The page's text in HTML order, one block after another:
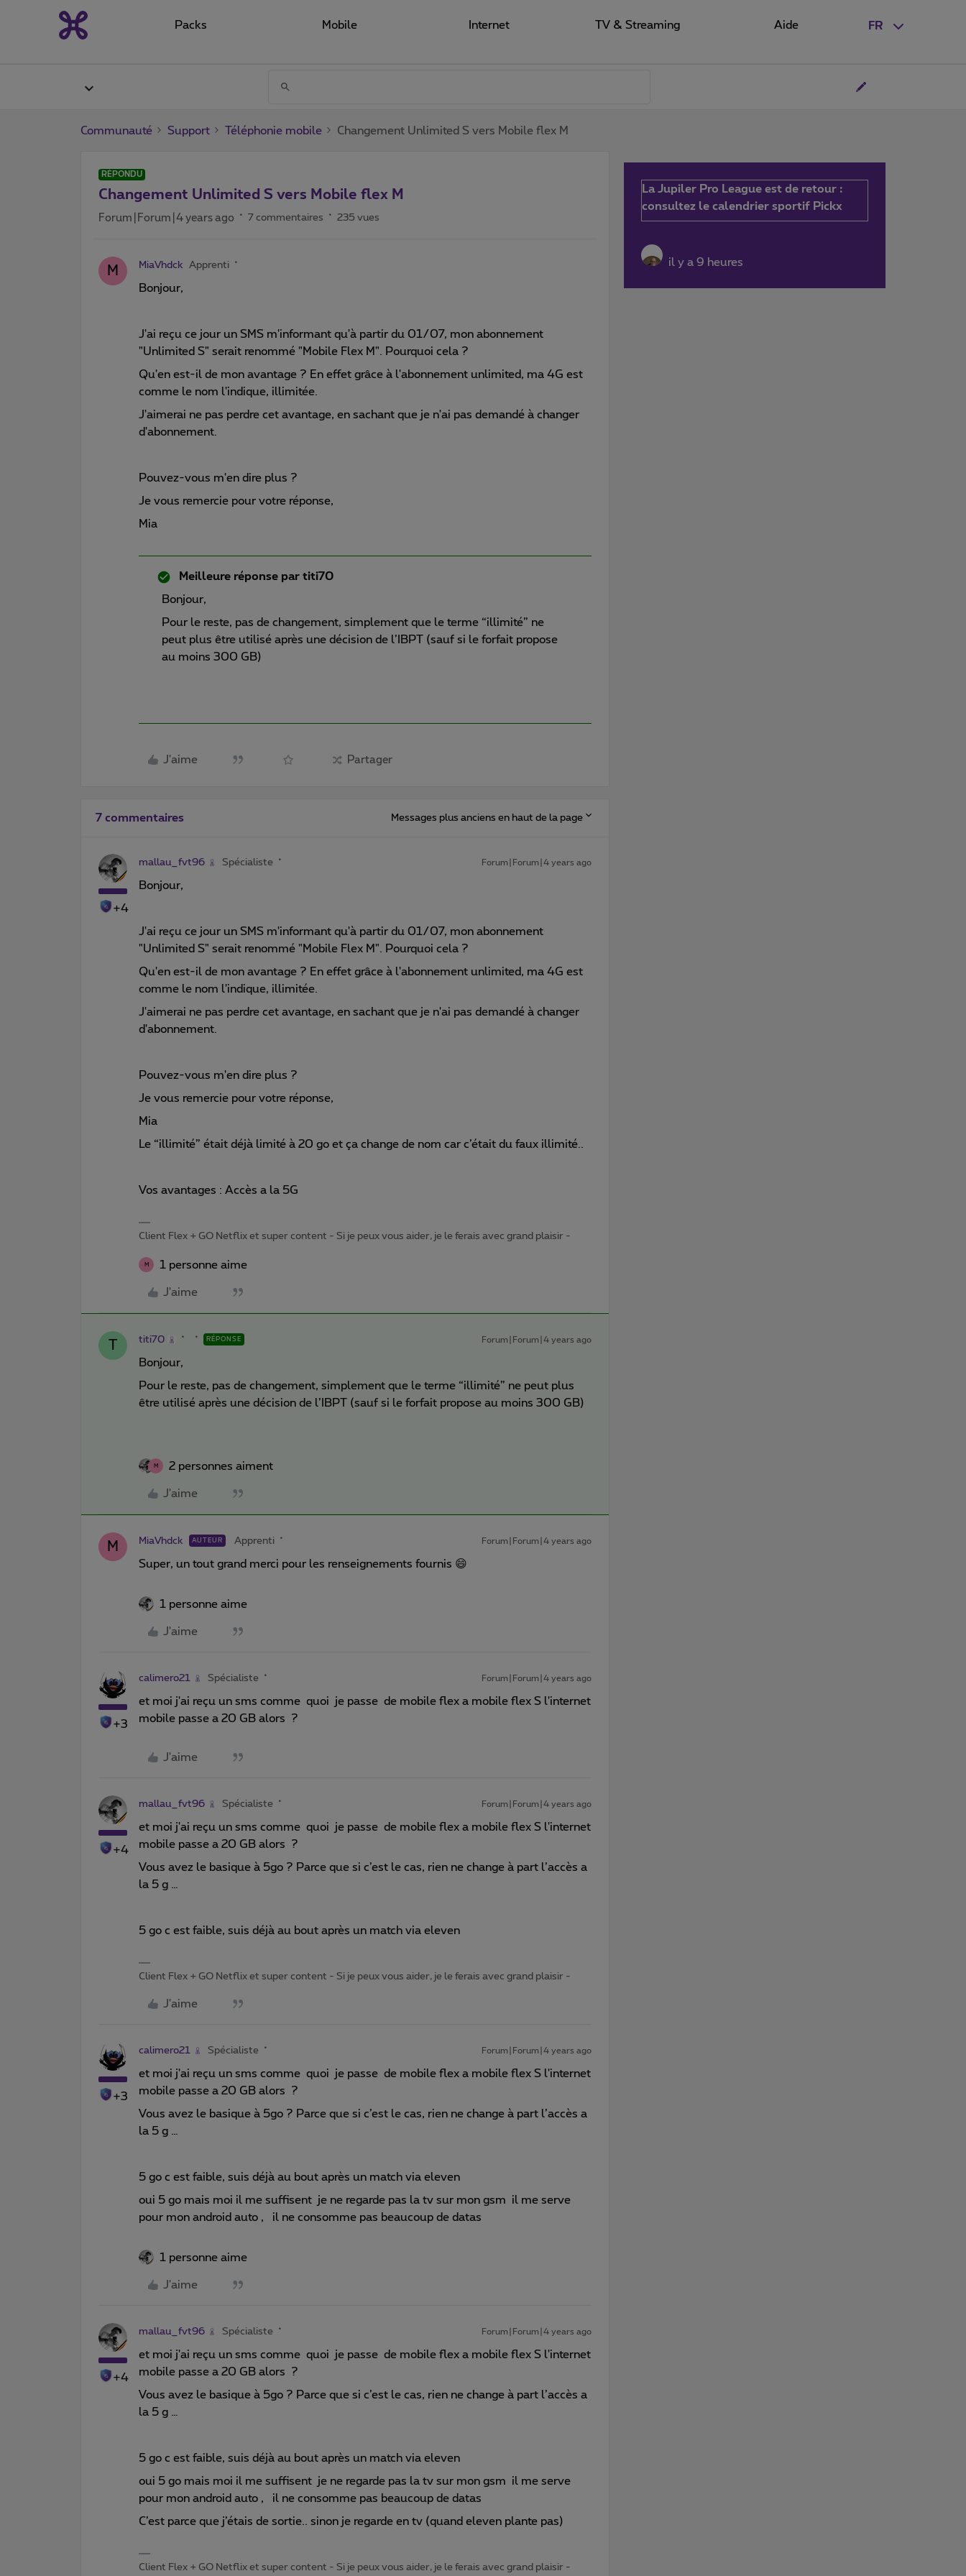
FR
Packs Mobile Internet TV & Streaming Aide
Communauté Support Téléphonie mobile Changement Unlimited S vers Mobile flex M
RÉPONDU
Changement Unlimited S vers Mobile flex M
Forum|Forum|4 years ago 7 commentaires 235 vues
M MiaVhdck Apprenti
Bonjour,
J'ai reçu ce jour un SMS m'informant qu'à partir du 01/07, mon abonnement
"Unlimited S" serait renommé "Mobile Flex M". Pourquoi cela ?
Qu'en est-il de mon avantage ? En effet grâce à l'abonnement unlimited, ma 4G est
comme le nom l'indique, illimitée.
J'aimerai ne pas perdre cet avantage, en sachant que je n'ai pas demandé à changer
d'abonnement.
Pouvez-vous m'en dire plus ?
Je vous remercie pour votre réponse,
Mia
Meilleure réponse par titi70
Bonjour,
Pour le reste, pas de changement, simplement que le terme “illimité” ne
peut plus être utilisé après une décision de l’IBPT (sauf si le forfait propose
au moins 300 GB)
J'aime Partager
7 commentaires Messages plus anciens en haut de la page
+4
mallau_fvt96 Spécialiste Forum|Forum|4 years ago
Bonjour,
J'ai reçu ce jour un SMS m'informant qu'à partir du 01/07, mon abonnement
"Unlimited S" serait renommé "Mobile Flex M". Pourquoi cela ?
Qu'en est-il de mon avantage ? En effet grâce à l'abonnement unlimited, ma 4G est
comme le nom l'indique, illimitée.
J'aimerai ne pas perdre cet avantage, en sachant que je n'ai pas demandé à changer
d'abonnement.
Pouvez-vous m'en dire plus ?
Je vous remercie pour votre réponse,
Mia
Le “illimité” était déjà limité à 20 go et ça change de nom car c’était du faux illimité..
Vos avantages : Accès a la 5G
Client Flex + GO Netflix et super content - Si je peux vous aider, je le ferais avec grand plaisir -
M 1 personne aime
J'aime
T titi70 RÉPONSE Forum|Forum|4 years ago
Bonjour,
Pour le reste, pas de changement, simplement que le terme “illimité” ne peut plus
être utilisé après une décision de l’IBPT (sauf si le forfait propose au moins 300 GB)
M 2 personnes aiment
J'aime
M MiaVhdck AUTEUR Apprenti Forum|Forum|4 years ago
Super, un tout grand merci pour les renseignements fournis 😄
1 personne aime
J'aime
+3
calimero21 Spécialiste Forum|Forum|4 years ago
et moi j'ai reçu un sms comme quoi je passe de mobile flex a mobile flex S l'internet
mobile passe a 20 GB alors ?
J'aime
+4
mallau_fvt96 Spécialiste Forum|Forum|4 years ago
et moi j'ai reçu un sms comme quoi je passe de mobile flex a mobile flex S l'internet
mobile passe a 20 GB alors ?
Vous avez le basique à 5go ? Parce que si c’est le cas, rien ne change à part l’accès a
la 5 g …
5 go c est faible, suis déjà au bout après un match via eleven
Client Flex + GO Netflix et super content - Si je peux vous aider, je le ferais avec grand plaisir -
J'aime
+3
calimero21 Spécialiste Forum|Forum|4 years ago
et moi j'ai reçu un sms comme quoi je passe de mobile flex a mobile flex S l'internet
mobile passe a 20 GB alors ?
Vous avez le basique à 5go ? Parce que si c’est le cas, rien ne change à part l’accès a
la 5 g …
5 go c est faible, suis déjà au bout après un match via eleven
oui 5 go mais moi il me suffisent je ne regarde pas la tv sur mon gsm il me serve
pour mon android auto , il ne consomme pas beaucoup de datas
1 personne aime
J'aime
+4
mallau_fvt96 Spécialiste Forum|Forum|4 years ago
et moi j'ai reçu un sms comme quoi je passe de mobile flex a mobile flex S l'internet
mobile passe a 20 GB alors ?
Vous avez le basique à 5go ? Parce que si c’est le cas, rien ne change à part l’accès a
la 5 g …
5 go c est faible, suis déjà au bout après un match via eleven
oui 5 go mais moi il me suffisent je ne regarde pas la tv sur mon gsm il me serve
pour mon android auto , il ne consomme pas beaucoup de datas
C’est parce que j’étais de sortie.. sinon je regarde en tv (quand eleven plante pas)
Client Flex + GO Netflix et super content - Si je peux vous aider, je le ferais avec grand plaisir -
La Jupiler Pro League est de retour :
consultez le calendrier sportif Pickx
il y a 9 heures